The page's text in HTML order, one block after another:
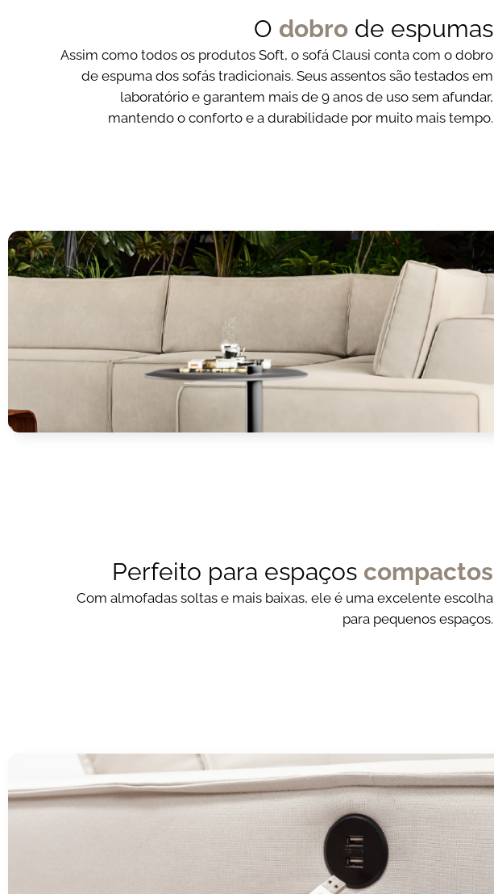
O dobro de espumas
Assim como todos os produtos Soft, o sofá Clausi conta com o dobro
de espuma dos sofás tradicionais. Seus assentos são testados em
laboratório e garantem mais de 9 anos de uso sem afundar,
mantendo o conforto e a durabilidade por muito mais tempo.
Perfeito para espaços compactos
Com almofadas soltas e mais baixas, ele é uma excelente escolha
para pequenos espaços.